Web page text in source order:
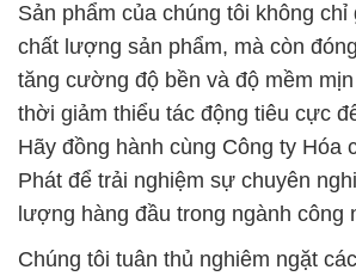
Sản phẩm của chúng tôi không chỉ
chất lượng sản phẩm, mà còn
tăng cường độ bền và độ mềm
thời giảm thiểu tác động tiêu cực
Hãy đồng hành cùng Công ty Hóa
Phát để trải nghiệm sự chuyên
lượng hàng đầu trong ngành công
Chúng tôi tuân thủ nghiêm ngặt